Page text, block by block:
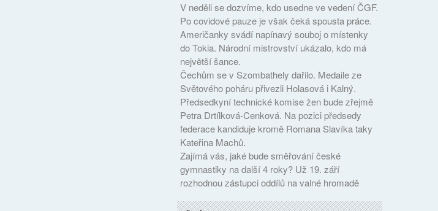
V neděli se dozvíme, kdo usedne ve vedení ČGF.
Po covidové pauze je však čeká spousta práce.
Američanky svádí napínavý souboj o místenky
do Tokia. Národní mistrovství ukázalo, kdo má
největší šance.
Čechům se v Szombathely dařilo. Medaile ze
Světového poháru přivezli Holasová i Kalný.
Předsedkyní technické komise žen bude zřejmě
Petra Drtílková-Cenková. Na pozici předsedy
federace kandiduje kromě Romana Slavíka taky
Kateřina Machů.
Zajímá vás, jaké bude směřování české
gymnastiky na další 4 roky? Už 19. září
rozhodnou zástupci oddílů na valné hromadě